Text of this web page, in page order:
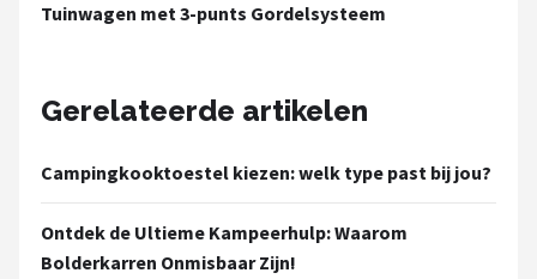
Tuinwagen met 3-punts Gordelsysteem
Gerelateerde artikelen
Campingkooktoestel kiezen: welk type past bij jou?
Ontdek de Ultieme Kampeerhulp: Waarom
Bolderkarren Onmisbaar Zijn!